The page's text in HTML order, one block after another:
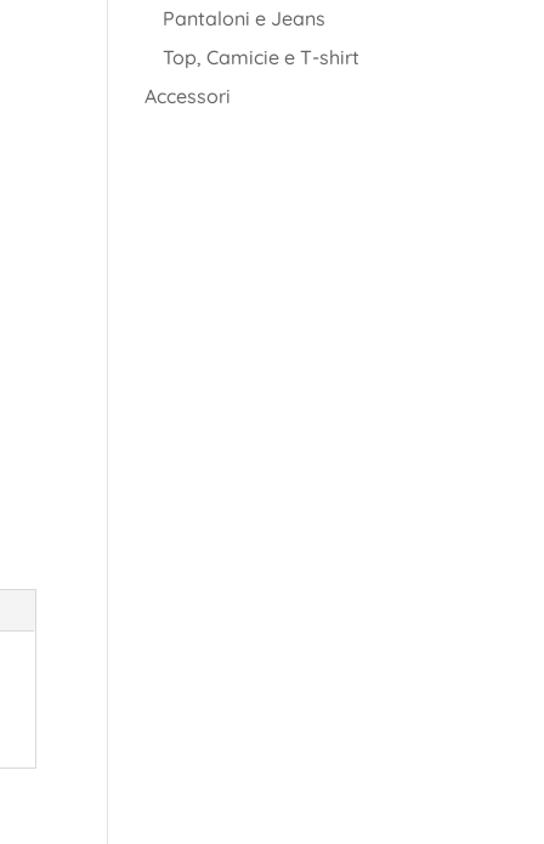
Pantaloni e Jeans
Top, Camicie e T-shirt
Accessori